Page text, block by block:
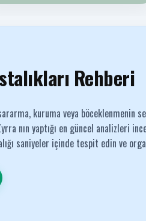
Rehberi
kuruma veya böceklenmenin
nın yaptığı en güncel analizleri
saniyeler içinde tespit edin ve